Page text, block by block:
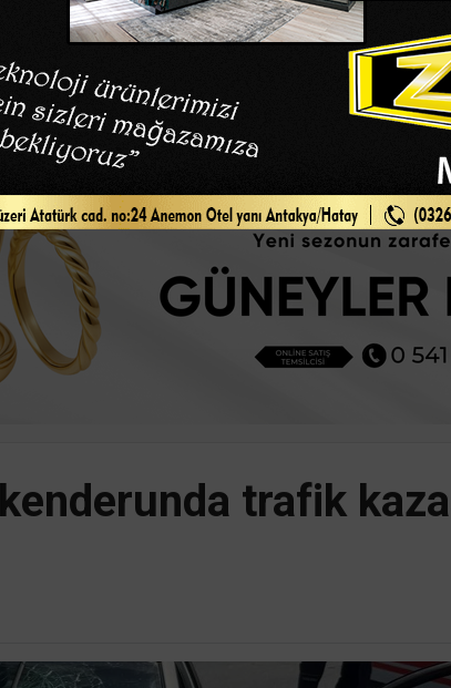
trafik